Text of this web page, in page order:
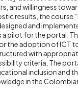
and willingness
results, the course
and
pilot for the portal.
the adoption of ICT
with
criteria. The
inclusion and
in the